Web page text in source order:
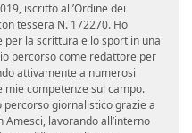
iscritto all’Ordine dei
tessera N. 172270. Ho
la scrittura e lo sport in una
percorso come redattore per
attivamente a numerosi
competenze sul campo.
giornalistico grazie a
Amesci, lavorando all’interno